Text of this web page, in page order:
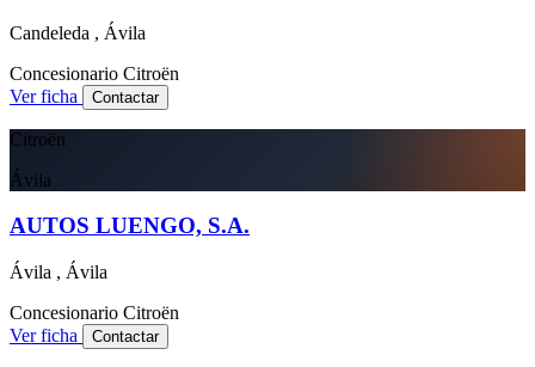
Candeleda , Ávila
Concesionario Citroën
Ver ficha
Contactar
Citroën
Ávila
AUTOS LUENGO, S.A.
Ávila , Ávila
Concesionario Citroën
Ver ficha
Contactar